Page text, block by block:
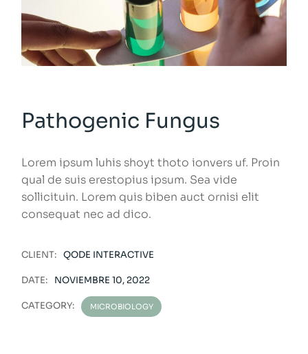
Pathogenic Fungus
Lorem ipsum luhis shoyt thoto ionvers uf. Proin
qual de suis erestopius ipsum. Sea vide
sollicituin. Lorem quis biben auct ornisi elit
consequat nec ad dico.
CLIENT: QODE INTERACTIVE
DATE: NOVIEMBRE 10, 2022
CATEGORY: MICROBIOLOGY